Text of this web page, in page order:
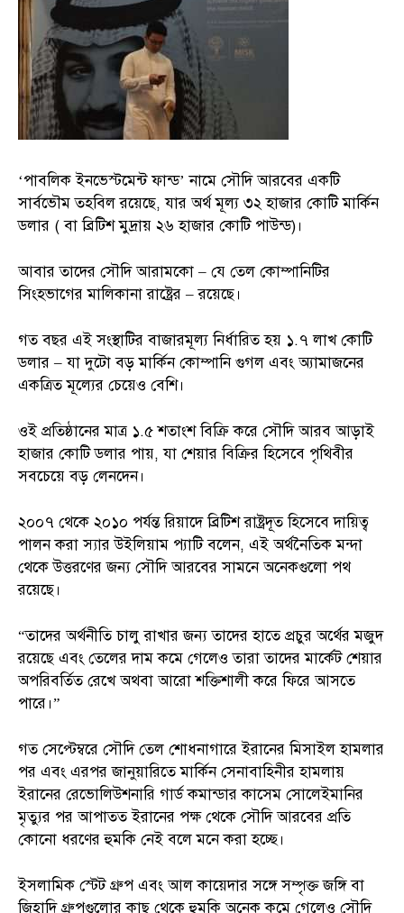
‘পাবলিক ইনভেস্টমেন্ট ফান্ড’ নামে সৌদি আরবের একটি
সার্বভৌম তহবিল রয়েছে, যার অর্থ মূল্য ৩২ হাজার কোটি মার্কিন
ডলার ( বা ব্রিটিশ মুদ্রায় ২৬ হাজার কোটি পাউন্ড)।
আবার তাদের সৌদি আরামকো – যে তেল কোম্পানিটির
সিংহভাগের মালিকানা রাষ্ট্রের – রয়েছে।
গত বছর এই সংস্থাটির বাজারমূল্য নির্ধারিত হয় ১.৭ লাখ কোটি
ডলার – যা দুটো বড় মার্কিন কোম্পানি গুগল এবং অ্যামাজনের
একত্রিত মূল্যের চেয়েও বেশি।
ওই প্রতিষ্ঠানের মাত্র ১.৫ শতাংশ বিক্রি করে সৌদি আরব আড়াই
হাজার কোটি ডলার পায়, যা শেয়ার বিক্রির হিসেবে পৃথিবীর
সবচেয়ে বড় লেনদেন।
২০০৭ থেকে ২০১০ পর্যন্ত রিয়াদে ব্রিটিশ রাষ্ট্রদূত হিসেবে দায়িত্ব
পালন করা স্যার উইলিয়াম প্যাটি বলেন, এই অর্থনৈতিক মন্দা
থেকে উত্তরণের জন্য সৌদি আরবের সামনে অনেকগুলো পথ
রয়েছে।
“তাদের অর্থনীতি চালু রাখার জন্য তাদের হাতে প্রচুর অর্থের মজুদ
রয়েছে এবং তেলের দাম কমে গেলেও তারা তাদের মার্কেট শেয়ার
অপরিবর্তিত রেখে অথবা আরো শক্তিশালী করে ফিরে আসতে
পারে।”
গত সেপ্টেম্বরে সৌদি তেল শোধনাগারে ইরানের মিসাইল হামলার
পর এবং এরপর জানুয়ারিতে মার্কিন সেনাবাহিনীর হামলায়
ইরানের রেভোলিউশনারি গার্ড কমান্ডার কাসেম সোলেইমানির
মৃত্যুর পর আপাতত ইরানের পক্ষ থেকে সৌদি আরবের প্রতি
কোনো ধরণের হুমকি নেই বলে মনে করা হচ্ছে।
ইসলামিক স্টেট গ্রুপ এবং আল কায়েদার সঙ্গে সম্পৃক্ত জঙ্গি বা
জিহাদি গ্রুপগুলোর কাছ থেকে হুমকি অনেক কমে গেলেও সৌদি